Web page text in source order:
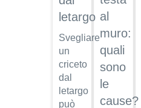
letargo
Svegliare
un
criceto
dal
letargo
può
al
muro:
quali
sono
le
cause?